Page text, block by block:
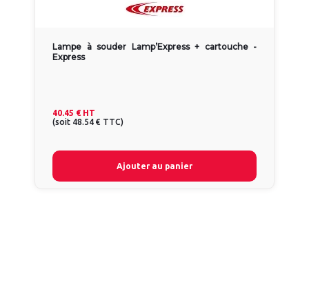
Lampe à souder Lamp’Express + cartouche -
Express
40.45 € HT
(soit 48.54 € TTC)
Ajouter au panier